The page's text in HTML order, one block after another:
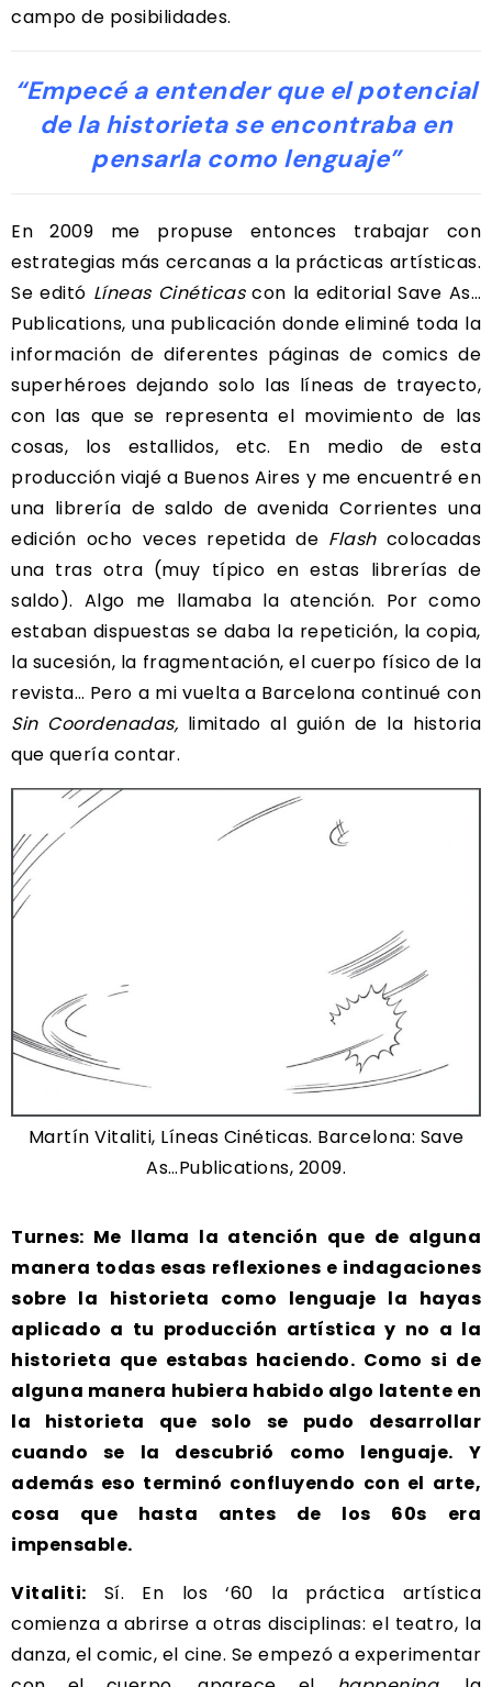
campo de posibilidades.
“Empecé a entender que el potencial
de la historieta se encontraba en
pensarla como lenguaje”
En 2009 me propuse entonces trabajar con
estrategias más cercanas a la prácticas artísticas.
Se editó Líneas Cinéticascon la editorial Save As…
Publications, una publicación donde eliminé toda la
información de diferentes páginas de comics de
superhéroes dejando solo las líneas de trayecto,
con las que se representa el movimiento de las
cosas, los estallidos, etc. En medio de esta
producción viajé a Buenos Aires y me encuentré en
una librería de saldo de avenida Corrientes una
edición ocho veces repetida de Flashcolocadas
una tras otra (muy típico en estas librerías de
saldo). Algo me llamaba la atención. Por como
estaban dispuestas se daba la repetición, la copia,
la sucesión, la fragmentación, el cuerpo físico de la
revista… Pero a mi vuelta a Barcelona continué con
Sin Coordenadas, limitado al guión de la historia
que quería contar.
Martín Vitaliti, Líneas Cinéticas. Barcelona: Save
As…Publications, 2009.
Turnes: Me llama la atención que de alguna
manera todas esas reflexiones e indagaciones
sobre la historieta como lenguaje la hayas
aplicado a tu producción artística y no a la
historieta que estabas haciendo. Como si de
alguna manera hubiera habido algo latente en
la historieta que solo se pudo desarrollar
cuando se la descubrió como lenguaje. Y
además eso terminó confluyendo con el arte,
cosa que hasta antes de los 60s era
impensable.
Vitaliti: Sí. En los ‘60 la práctica artística
comienza a abrirse a otras disciplinas: el teatro, la
danza, el comic, el cine. Se empezó a experimentar